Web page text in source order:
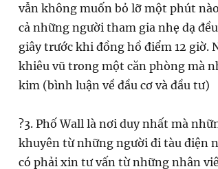
vẫn không muốn bỏ lỡ một phút
cả những người tham gia nhẹ dạ
giây trước khi đồng hồ điểm 12 giờ.
khiêu vũ trong một căn phòng mà
kim (bình luận về đầu cơ và đầu tư)
?3. Phố Wall là nơi duy nhất mà
khuyên từ những người đi tàu điện
có phải xin tư vấn từ những nhân